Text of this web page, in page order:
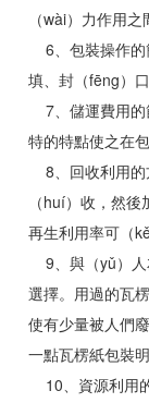
（wài）力作用
6、包裝操作的
填、封（fēng）
7、儲運費用
特的特點使之在
8、回收利用的
（huí）收，然
再生利用率可（
9、與（yǔ）人
選擇。用過的瓦
使有少量被人們
一點瓦楞紙包裝
10、資源利用